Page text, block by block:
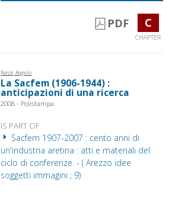
PDF C
CHAPTER
Nesti, Angelo
La Sacfem (1906-1944) :
anticipazioni di una ricerca
2008 - Polistampa
IS PART OF
Sacfem 1907-2007 : cento anni di
un'industria aretina : atti e materiali del
ciclo di conferenze. - ( Arezzo idee
soggetti immagini ; 9)